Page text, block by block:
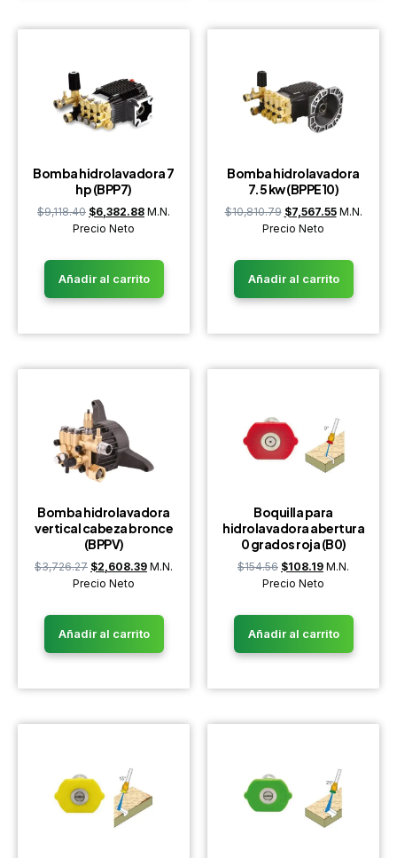
Bomba hidrolavadora 7
hp (BPP7)
$9,118.40 $6,382.88 M.N.
Precio Neto
Añadir al carrito
Bomba hidrolavadora
7.5 kw (BPPE10)
$10,810.79 $7,567.55 M.N.
Precio Neto
Añadir al carrito
Bomba hidrolavadora
vertical cabeza bronce
(BPPV)
$3,726.27 $2,608.39 M.N.
Precio Neto
Añadir al carrito
Boquilla para
hidrolavadora abertura
0 grados roja (B0)
$154.56 $108.19 M.N.
Precio Neto
Añadir al carrito